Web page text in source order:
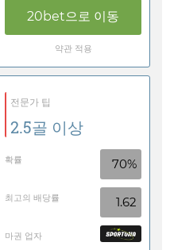
20bet으로 이동
약관 적용
전문가 팁
2.5골 이상
확률 70%
최고의 배당률 1.62
마권 업자